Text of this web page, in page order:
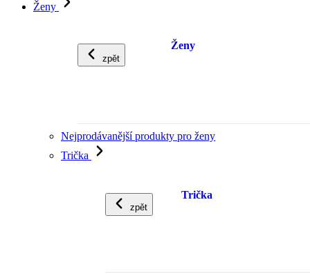
Ženy
zpět
Ženy
Nejprodávanější produkty pro ženy
Trička
zpět
Trička